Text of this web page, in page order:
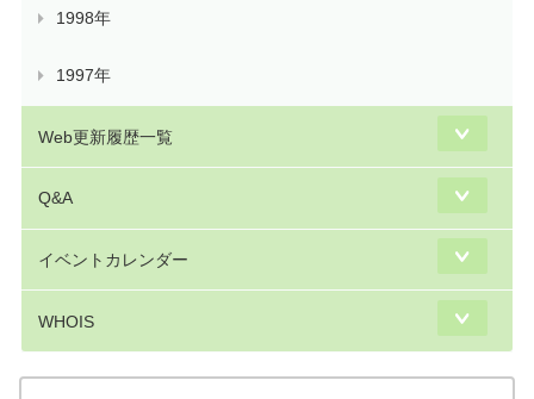
1998年
1997年
Web更新履歴一覧
Q&A
イベントカレンダー
WHOIS